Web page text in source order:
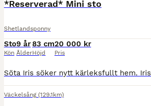
*Reserverad* Mini sto
Shetlandsponny
Sto
Kön
9 år
Ålder
83 cm
Höjd
20 000 kr
Pris
Väckelsång (129.1km)